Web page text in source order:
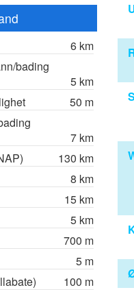
6 km
bading
5 km
50 m
7 km
130 km
8 km
15 km
5 km
700 m
5 m
100 m